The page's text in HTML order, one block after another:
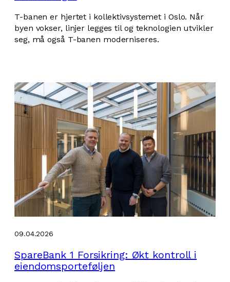
T-banen er hjertet i kollektivsystemet i Oslo. Når
byen vokser, linjer legges til og teknologien utvikler
seg, må også T-banen moderniseres.
09.04.2026
SpareBank 1 Forsikring: Økt kontroll i
eiendomsporteføljen